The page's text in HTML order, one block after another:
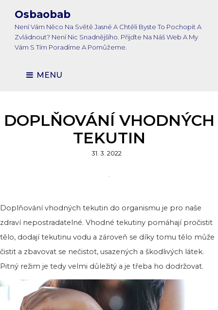
Osbaobab
Není Vám Něco Na Světě Jasné A Chtěli Byste To Pochopit A
Zvládnout? Není Nic Snadnějšího. Přijďte Na Náš Web A My
Vám S Tím Poradíme A Pomůžeme.
MENU
DOPLŇOVÁNÍ VHODNÝCH
TEKUTIN
Posted
31. 3. 2022
Doplňování vhodných tekutin do organismu je pro naše
zdraví nepostradatelné. Vhodné tekutiny pomáhají pročistit
tělo, dodají tekutinu vodu a zároveň se díky tomu tělo může
čistit a zbavovat se nečistot, usazených a škodlivých látek.
Pitný režim je tedy velmi důležitý a je třeba ho dodržovat.